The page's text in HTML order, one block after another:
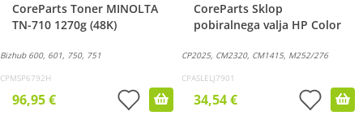
CoreParts Toner MINOLTA
TN-710 1270g (48K)
Bizhub 600, 601, 750, 751
CPMSP6792H
96,95 €
CoreParts Sklop
pobiralnega valja HP Color
CP2025, CM2320, CM1415, M252/276
CPASLELJ7901
34,54 €